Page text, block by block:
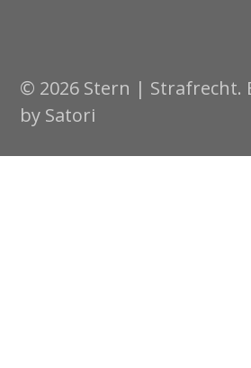
© 2026 Stern | Strafrecht.
by Satori